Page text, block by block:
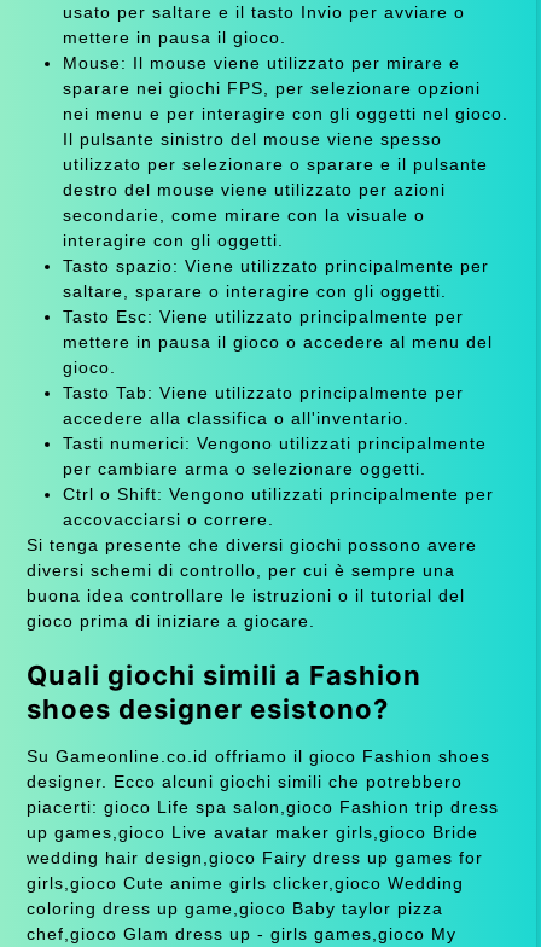
usato per saltare e il tasto Invio per avviare o
mettere in pausa il gioco.
Mouse: Il mouse viene utilizzato per mirare e
sparare nei giochi FPS, per selezionare opzioni
nei menu e per interagire con gli oggetti nel gioco.
Il pulsante sinistro del mouse viene spesso
utilizzato per selezionare o sparare e il pulsante
destro del mouse viene utilizzato per azioni
secondarie, come mirare con la visuale o
interagire con gli oggetti.
Tasto spazio: Viene utilizzato principalmente per
saltare, sparare o interagire con gli oggetti.
Tasto Esc: Viene utilizzato principalmente per
mettere in pausa il gioco o accedere al menu del
gioco.
Tasto Tab: Viene utilizzato principalmente per
accedere alla classifica o all'inventario.
Tasti numerici: Vengono utilizzati principalmente
per cambiare arma o selezionare oggetti.
Ctrl o Shift: Vengono utilizzati principalmente per
accovacciarsi o correre.
Si tenga presente che diversi giochi possono avere
diversi schemi di controllo, per cui è sempre una
buona idea controllare le istruzioni o il tutorial del
gioco prima di iniziare a giocare.
Quali giochi simili a Fashion
shoes designer esistono?
Su Gameonline.co.id offriamo il gioco Fashion shoes
designer. Ecco alcuni giochi simili che potrebbero
piacerti: gioco Life spa salon,gioco Fashion trip dress
up games,gioco Live avatar maker girls,gioco Bride
wedding hair design,gioco Fairy dress up games for
girls,gioco Cute anime girls clicker,gioco Wedding
coloring dress up game,gioco Baby taylor pizza
chef,gioco Glam dress up - girls games,gioco My